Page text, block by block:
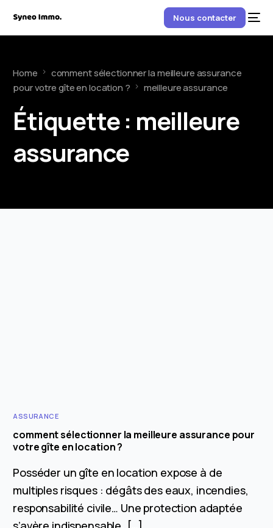
Nous contacter
Home
comment sélectionner la meilleure assurance
pour votre gîte en location ?
meilleure assurance
Étiquette : meilleure
assurance
ASSURANCE
comment sélectionner la meilleure assurance pour
votre gîte en location ?
Posséder un gîte en location expose à de
multiples risques : dégâts des eaux, incendies,
responsabilité civile… Une protection adaptée